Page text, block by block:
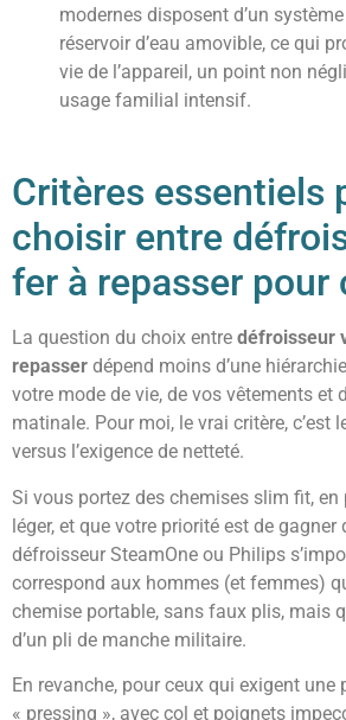
modernes disposent d’un
réservoir d’eau amovible, ce qui
vie de l’appareil, un point non
usage familial intensif.
Critères essentiels
choisir entre
fer à repasser pour
La question du choix entre défroisseur
repasser dépend moins d’une
votre mode de vie, de vos vêtements et
matinale. Pour moi, le vrai critère, c’est
versus l’exigence de netteté.
Si vous portez des chemises slim fit,
léger, et que votre priorité est de
défroisseur SteamOne ou Philips
correspond aux hommes (et femmes)
chemise portable, sans faux plis, mais
d’un pli de manche militaire.
En revanche, pour ceux qui exigent une
« pressing », avec col et poignets